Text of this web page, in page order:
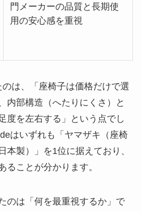
門メーカーの品質と長期使
用の安心感を重視
は、「座椅子は価格だけで選
内部構造（へたりにくさ）と
度を左右する」という点でし
はいずれも「ヤマザキ（座椅
本製）」を1位に据えており、
ることが分かります。
のは「何を最重視するか」で